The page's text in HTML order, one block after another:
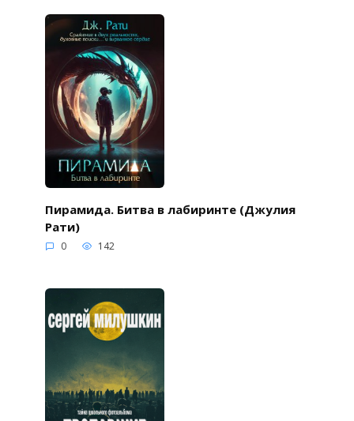
Пирамида. Битва в лабиринте (Джулия
Рати)
0 142